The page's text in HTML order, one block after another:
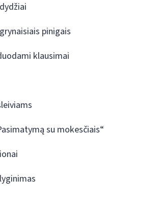
pinigais
klausimai
su mokesčiais“